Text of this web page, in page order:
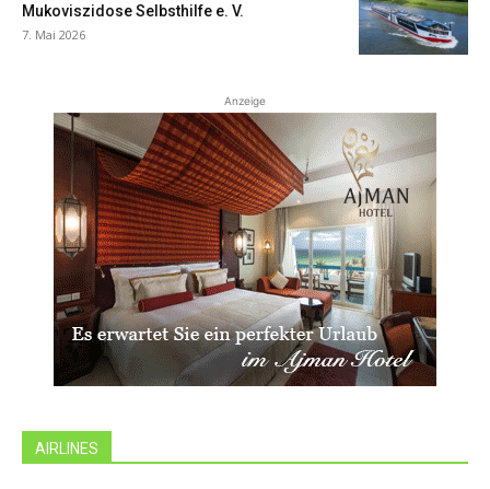
Mukoviszidose Selbsthilfe e. V.
7. Mai 2026
Anzeige
AIRLINES